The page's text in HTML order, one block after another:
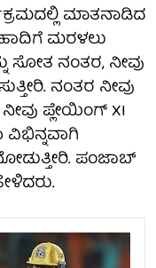
ಮಾತನಾಡಿದ
ಮರಳಲು
ಸೋತ ನಂತರ, ನೀವು
ನಂತರ ನೀವು
ಪ್ಲೇಯಿಂಗ್ XI
ಪಂಜಾಬ್